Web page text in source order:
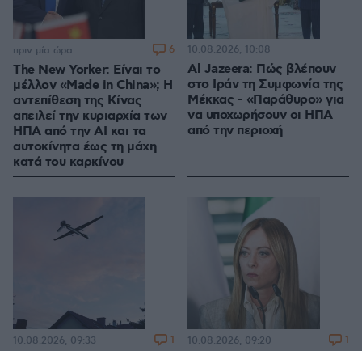
The New Yorker: Είναι το
μέλλον «Made in China»; Η
αντεπίθεση της Κίνας
απειλεί την κυριαρχία των
ΗΠΑ από την ΑΙ και τα
αυτοκίνητα έως τη μάχη
κατά του καρκίνου
πριν μία ώρα 6
Al Jazeera: Πώς βλέπουν
στο Ιράν τη Συμφωνία της
Μέκκας - «Παράθυρο» για
να υποχωρήσουν οι ΗΠΑ
από την περιοχή
10.08.2026, 10:08
10.08.2026, 09:33 1 10.08.2026, 09:20 1